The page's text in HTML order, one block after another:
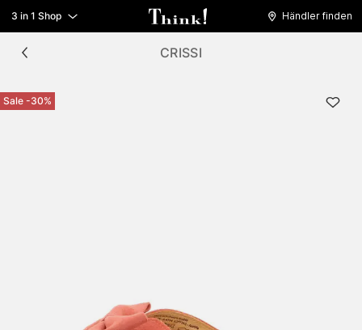
3 in 1 Shop Händler finden
CRISSI
Sale -30%